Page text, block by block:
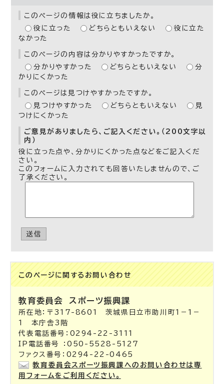
このページの情報は役に立ちましたか。
役に立った
どちらともいえない
役に立た
なかった
このページの内容は分かりやすかったですか。
分かりやすかった
どちらともいえない
分
かりにくかった
このページは見つけやすかったですか。
見つけやすかった
どちらともいえない
見
つけにくかった
ご意見がありましたら、ご記入ください。（200文字以
内）
役に立った点や、分かりにくかった点などをご記入くだ
さい。
このフォームに入力されても回答いたしませんので、ご
了承ください。
送信
このページに関する お問い合わせ
教育委員会 スポーツ振興課
所在地：〒317-8601 茨城県日立市助川町1－1－
1 本庁舎3階
代表電話番号：0294-22-3111
IP電話番号 ：050-5528-5127
ファクス番号：0294-22-0465
教育委員会スポーツ振興課へのお問い合わせは専
用フォームをご利用ください。